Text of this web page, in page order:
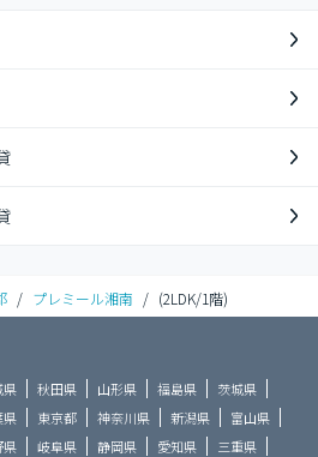
/ プレミール湘南 / (2LDK/1階)
県 秋田県 山形県 福島県
茨城県
県 東京都 神奈川県 新潟県
富山県
県 岐阜県 静岡県 愛知県 三重県